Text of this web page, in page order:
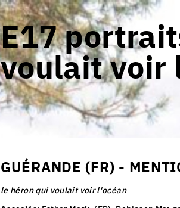
E17
voulait voir
GUÉRANDE (FR) -
le héron qui voulait voir l'océan